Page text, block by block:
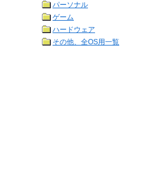
パーソナル
ゲーム
ハードウェア
その他、全OS用一覧